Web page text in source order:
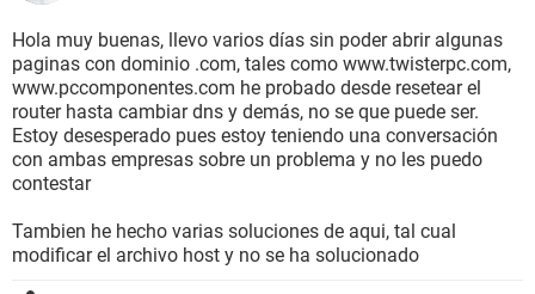
Hola muy buenas, llevo varios días sin poder abrir algunas
paginas con dominio .com, tales como www.twisterpc.com,
www.pccomponentes.com he probado desde resetear el
router hasta cambiar dns y demás, no se que puede ser.
Estoy desesperado pues estoy teniendo una conversación
con ambas empresas sobre un problema y no les puedo
contestar
Tambien he hecho varias soluciones de aqui, tal cual
modificar el archivo host y no se ha solucionado